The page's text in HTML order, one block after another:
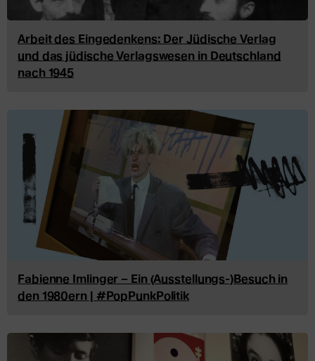
Arbeit des Eingedenkens: Der Jüdische Verlag
und das jüdische Verlagswesen in Deutschland
nach 1945
Fabienne Imlinger – Ein (Ausstellungs-)Besuch in
den 1980ern | #PopPunkPolitik